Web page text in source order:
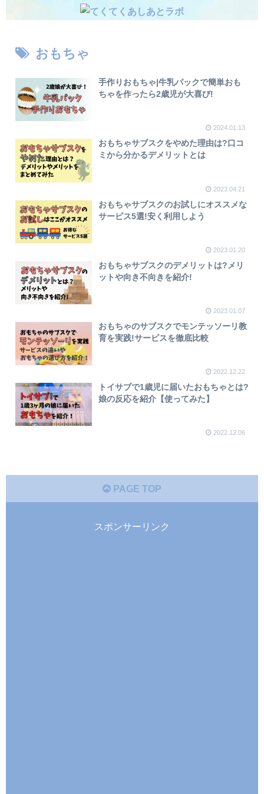
おもちゃ
手作りおもちゃ|牛乳パックで簡単おも
ちゃを作ったら2歳児が大喜び!
2024.01.13
おもちゃサブスクをやめた理由は?口コ
ミから分かるデメリットとは
2023.04.21
おもちゃサブスクのお試しにオススメな
サービス5選!安く利用しよう
2023.01.20
おもちゃサブスクのデメリットは?メリ
ットや向き不向きを紹介!
2023.01.07
おもちゃのサブスクでモンテッソーリ教
育を実践!サービスを徹底比較
2022.12.22
トイサブで1歳児に届いたおもちゃとは?
娘の反応を紹介【使ってみた】
2022.12.06
PAGE TOP
スポンサーリンク